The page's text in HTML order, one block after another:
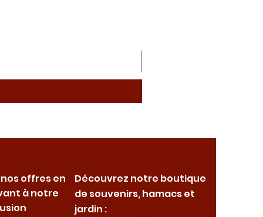
offres en
à notre
Découvrez notre boutique
de souvenirs, hamacs et
jardin :